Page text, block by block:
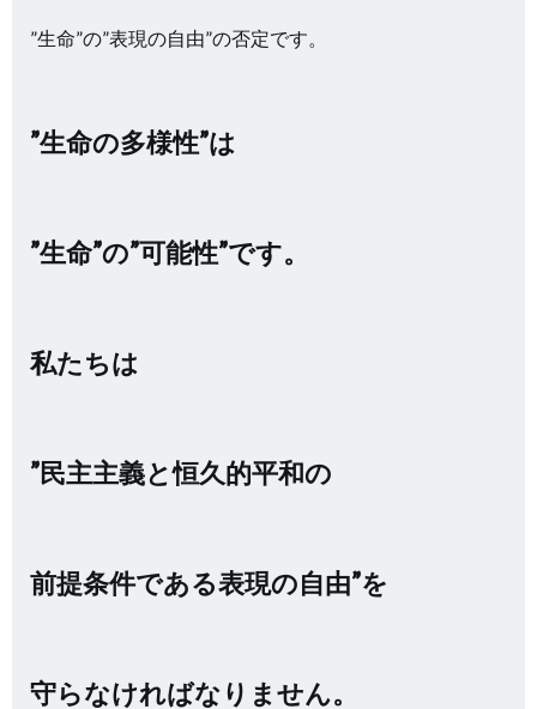
”生命”の”表現の自由”の否定です。
”生命の多様性”は
”生命”の”可能性”です。
私たちは
”民主主義と恒久的平和の
前提条件である表現の自由”を
守らなければなりません。